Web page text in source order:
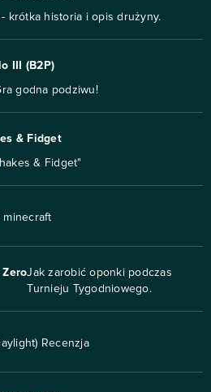
krótka historia i opis drużyny.
III (B2P)
godna podziwu!
& Fidget
& Fidget"
minecraft
ZeroJak zarobić oponki podczas
Turnieju Tygodniowego.
Recenzja